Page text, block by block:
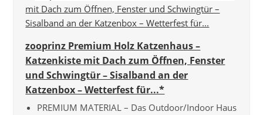
zooprinz Premium Holz Katzenhaus –
Katzenkiste mit Dach zum Öffnen, Fenster
und Schwingtür – Sisalband an der
Katzenbox – Wetterfest für...*
PREMIUM MATERIAL – Das Outdoor/Indoor Haus